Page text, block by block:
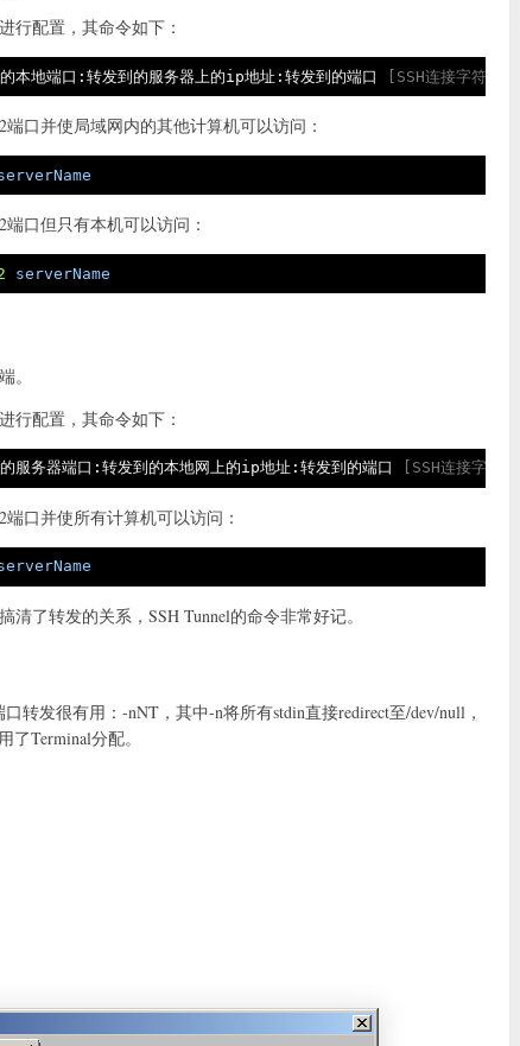
行配置，其命令如下：
地端口:转发到的服务器上的ip地址:转发到的端口 [SSH连接字符串]
口并使局域网内的其他计算机可以访问：
口但只有本机可以访问：
serverName
。
行配置，其命令如下：
服务器端口:转发到的本地网上的ip地址:转发到的端口 [SSH连接字符串]
口并使所有计算机可以访问：
了转发的关系，SSH Tunnel的命令非常好记。
转发很有用：-nNT，其中-n将所有stdin直接redirect至/dev/null，
Terminal分配。